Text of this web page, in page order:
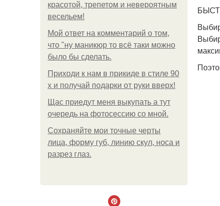
красотой, трепетом и невероятным
весельем!
Мой ответ на комментарий о том,
что "ну маникюр то всё таки можно
было бы сделать.
Приходи к нам в прикиде в стиле 90
х и получай подарки от руки вверх!
Щас приедут меня выкупать а тут
очередь на фотосессию со мной.
Сохраняйте мои точные черты
лица, форму губ, линию скул, носа и
разрез глаз.